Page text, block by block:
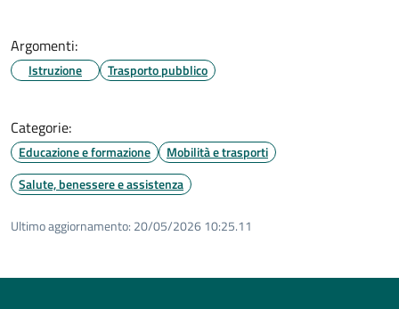
Argomenti:
Istruzione Trasporto pubblico
Categorie:
Educazione e formazione
Mobilità e trasporti
Salute, benessere e assistenza
Ultimo aggiornamento: 20/05/2026 10:25.11